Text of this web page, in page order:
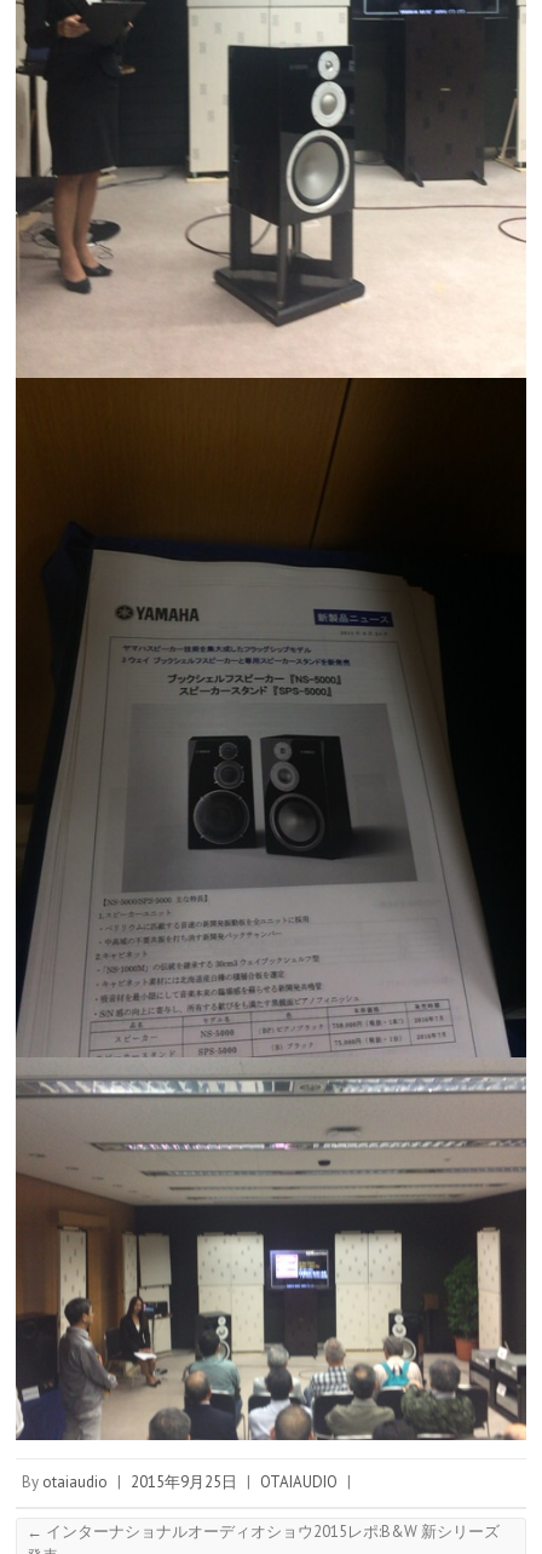
By otaiaudio | 2015年9月25日 | OTAIAUDIO |
← インターナショナルオーディオショウ2015レポ:B&W 新シリーズ